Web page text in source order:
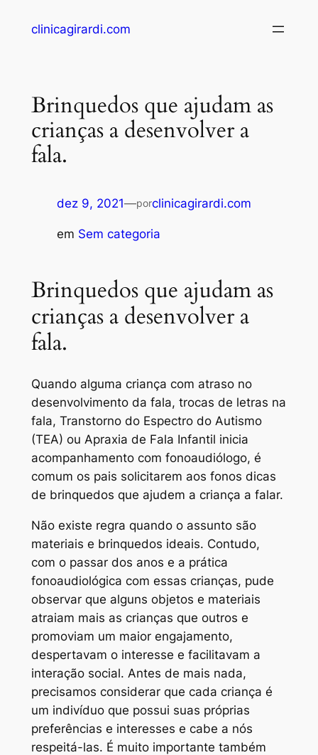
clinicagirardi.com
Brinquedos que ajudam as
crianças a desenvolver a
fala.
dez 9, 2021—porclinicagirardi.com
em Sem categoria
Brinquedos que ajudam as
crianças a desenvolver a
fala.
Quando alguma criança com atraso no
desenvolvimento da fala, trocas de letras na
fala, Transtorno do Espectro do Autismo
(TEA) ou Apraxia de Fala Infantil inicia
acompanhamento com fonoaudiólogo, é
comum os pais solicitarem aos fonos dicas
de brinquedos que ajudem a criança a falar.
Não existe regra quando o assunto são
materiais e brinquedos ideais. Contudo,
com o passar dos anos e a prática
fonoaudiológica com essas crianças, pude
observar que alguns objetos e materiais
atraiam mais as crianças que outros e
promoviam um maior engajamento,
despertavam o interesse e facilitavam a
interação social. Antes de mais nada,
precisamos considerar que cada criança é
um indivíduo que possui suas próprias
preferências e interesses e cabe a nós
respeitá-las. É muito importante também